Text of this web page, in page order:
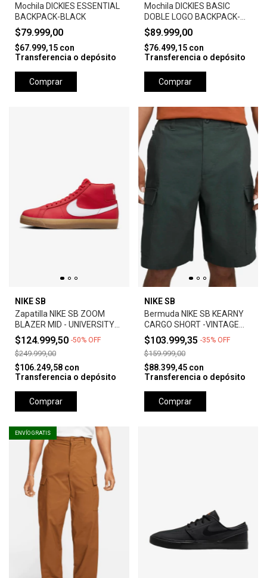
Mochila DICKIES ESSENTIAL
BACKPACK-BLACK
$79.999,00
$67.999,15 con
Transferencia o depósito
Comprar
Mochila DICKIES BASIC
DOBLE LOGO BACKPACK-
BLACK
$89.999,00
$76.499,15 con
Transferencia o depósito
Comprar
NIKE SB
Zapatilla NIKE SB ZOOM
BLAZER MID - UNIVERSITY
RED *Orange Label*
$124.999,50 -50% OFF
$249.999,00
$106.249,58 con
Transferencia o depósito
Comprar
NIKE SB
Bermuda NIKE SB KEARNY
CARGO SHORT -VINTAGE
GREEN
$103.999,35 -35% OFF
$159.999,00
$88.399,45 con
Transferencia o depósito
Comprar
ENVÍO GRATIS